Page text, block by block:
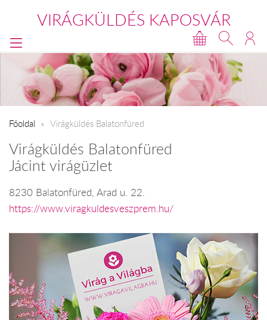
VIRÁGKÜLDÉS KAPOSVÁR
Főoldal Virágküldés Balatonfüred
Virágküldés Balatonfüred
Jácint virágüzlet
8230 Balatonfüred, Arad u. 22.
https://www.viragkuldesveszprem.hu/